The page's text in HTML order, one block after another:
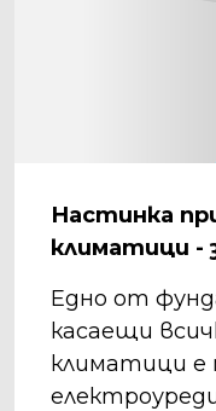
Настинка
климатици -
Едно от
касаещи
климатици е